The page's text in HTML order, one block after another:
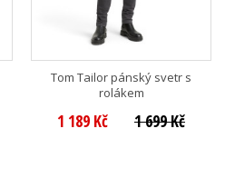
Tom Tailor pánský svetr s
rolákem
1 189 Kč 1 699 Kč